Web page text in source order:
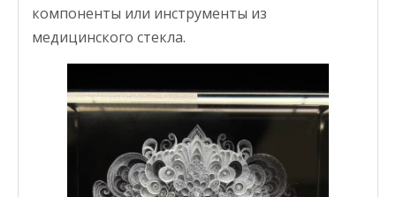
компоненты или инструменты из
медицинского стекла.